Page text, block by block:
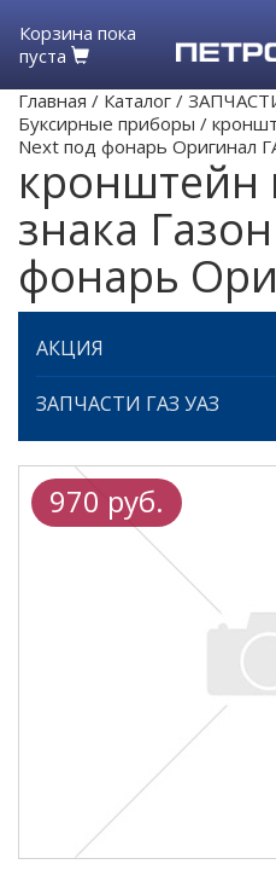
Корзина пока
пуста
Главная / Каталог /
Буксирные приборы /
Next под фонарь Оригинал
кронштейн
знака
фонарь
АКЦИЯ
ЗАПЧАСТИ ГАЗ УАЗ
970 руб.